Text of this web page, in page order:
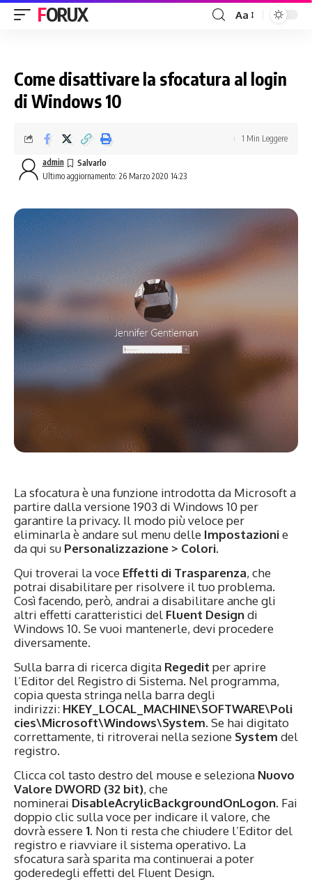
FORUX Aa
Come disattivare la sfocatura al login
di Windows 10
Ultimo aggiornamento: 26 Marzo 2020 14:23
admin
1 Min Leggere
La sfocatura è una funzione introdotta da Microsoft a
partire dalla versione 1903 di Windows 10 per
garantire la privacy. Il modo più veloce per
eliminarla è andare sul menu delle Impostazionie
da qui su Personalizzazione > Colori.
Qui troverai la voce Effetti di Trasparenza, che
potrai disabilitare per risolvere il tuo problema.
Così facendo, però, andrai a disabilitare anche gli
altri effetti caratteristici del Fluent Designdi
Windows 10. Se vuoi mantenerle, devi procedere
diversamente.
Sulla barra di ricerca digita Regedit per aprire
l’Editor del Registro di Sistema. Nel programma,
copia questa stringa nella barra degli
indirizzi: HKEY_LOCAL_MACHINE\SOFTWARE\Poli
cies\Microsoft\Windows\System. Se hai digitato
correttamente, ti ritroverai nella sezione System del
registro.
Clicca col tasto destro del mouse e seleziona Nuovo
Valore DWORD (32 bit), che
nominerai DisableAcrylicBackgroundOnLogon. Fai
doppio clic sulla voce per indicare il valore, che
dovrà essere 1. Non ti resta che chiudere l’Editor del
registro e riavviare il sistema operativo. La
sfocatura sarà sparita ma continuerai a poter
goderedegli effetti del Fluent Design.